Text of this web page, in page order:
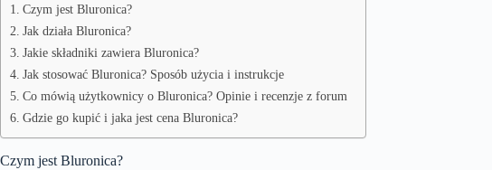
Czym jest Bluronica?
Jak działa Bluronica?
Jakie składniki zawiera Bluronica?
Jak stosować Bluronica? Sposób użycia i instrukcje
Co mówią użytkownicy o Bluronica? Opinie i recenzje z forum
Gdzie go kupić i jaka jest cena Bluronica?
Czym jest Bluronica?